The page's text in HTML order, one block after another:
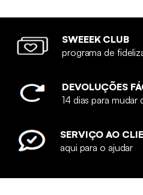
SWEEEK CLUB
programa de
DEVOLUÇÕES
14 dias para mudar
SERVIÇO AO
aqui para o ajudar